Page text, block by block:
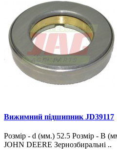
Вижимний підшипник JD39117
Розмір - d (мм.) 52.5 Розмір - B
JOHN DEERE Зернозбиральні ..